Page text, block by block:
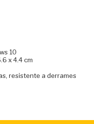
10
x 4.4 cm
resistente a derrames